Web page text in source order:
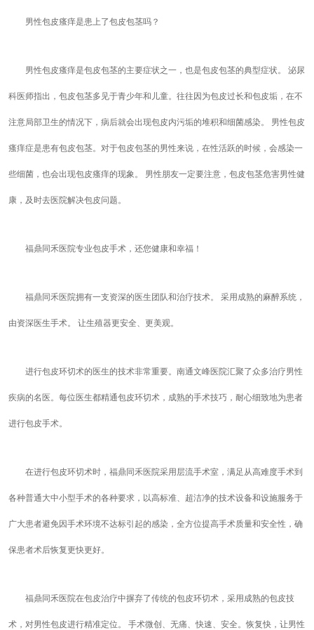
男性包皮瘙痒是患上了包皮包茎吗？
男性包皮瘙痒是包皮包茎的主要症状之一，也是包皮包茎的典型症状。 泌尿
科医师指出，包皮包茎多见于青少年和儿童。往往因为包皮过长和包皮垢，在不
注意局部卫生的情况下，病后就会出现包皮内污垢的堆积和细菌感染。 男性包皮
瘙痒症是患有包皮包茎。对于包皮包茎的男性来说，在性活跃的时候，会感染一
些细菌，也会出现包皮瘙痒的现象。 男性朋友一定要注意，包皮包茎危害男性健
康，及时去医院解决包皮问题。
福鼎同禾医院专业包皮手术，还您健康和幸福！
福鼎同禾医院拥有一支资深的医生团队和治疗技术。 采用成熟的麻醉系统，
由资深医生手术。 让生殖器更安全、更美观。
进行包皮环切术的医生的技术非常重要。南通文峰医院汇聚了众多治疗男性
疾病的名医。每位医生都精通包皮环切术，成熟的手术技巧，耐心细致地为患者
进行包皮手术。
在进行包皮环切术时，福鼎同禾医院采用层流手术室，满足从高难度手术到
各种普通大中小型手术的各种要求，以高标准、超洁净的技术设备和设施服务于
广大患者避免因手术环境不达标引起的感染，全方位提高手术质量和安全性，确
保患者术后恢复更快更好。
福鼎同禾医院在包皮治疗中摒弃了传统的包皮环切术，采用成熟的包皮技
术，对男性包皮进行精准定位。 手术微创、无痛、快速、安全。恢复快，让男性